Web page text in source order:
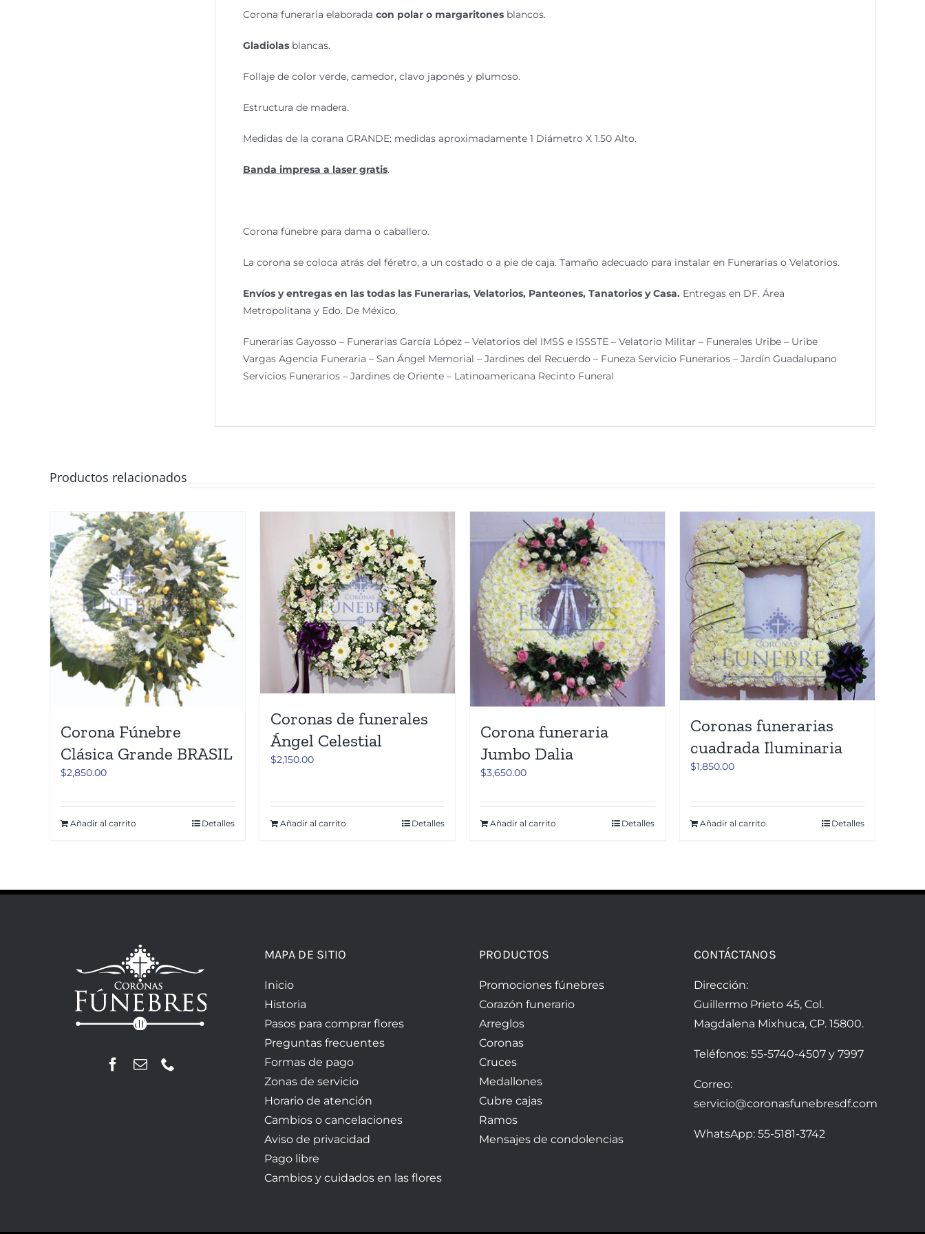
Corona funeraria elaborada con polar o margaritones blancos.
Gladiolas blancas.
Follaje de color verde, camedor, clavo japonés y plumoso.
Estructura de madera.
Medidas de la corana GRANDE: medidas aproximadamente 1 Diámetro X 1.50 Alto.
Banda impresa a laser gratis.
Corona fúnebre para dama o caballero.
La corona se coloca atrás del féretro, a un costado o a pie de caja. Tamaño adecuado para instalar en Funerarias o Velatorios.
Envíos y entregas en las todas las Funerarias, Velatorios, Panteones, Tanatorios y Casa. Entregas en DF. Área
Metropolitana y Edo. De México.
Funerarias Gayosso – Funerarias García López – Velatorios del IMSS e ISSSTE – Velatorio Militar – Funerales Uribe – Uribe
Vargas Agencia Funeraria – San Ángel Memorial – Jardines del Recuerdo – Funeza Servicio Funerarios – Jardín Guadalupano
Servicios Funerarios – Jardines de Oriente – Latinoamericana Recinto Funeral
Productos relacionados
Corona Fúnebre
Clásica Grande BRASIL
$2,850.00
Añadir al carrito Detalles
Coronas de funerales
Ángel Celestial
$2,150.00
Añadir al carrito Detalles
Corona funeraria
Jumbo Dalia
$3,650.00
Añadir al carrito Detalles
Coronas funerarias
cuadrada Iluminaria
$1,850.00
Añadir al carrito Detalles
MAPA DE SITIO
Inicio
Historia
Pasos para comprar flores
Preguntas frecuentes
Formas de pago
Zonas de servicio
Horario de atención
Cambios o cancelaciones
Aviso de privacidad
Pago libre
Cambios y cuidados en las flores
PRODUCTOS
Promociones fúnebres
Corazón funerario
Arreglos
Coronas
Cruces
Medallones
Cubre cajas
Ramos
Mensajes de condolencias
CONTÁCTANOS
Dirección:
Guillermo Prieto 45, Col.
Magdalena Mixhuca, CP. 15800.
Teléfonos: 55-5740-4507y 7997
Correo:
servicio@coronasfunebresdf.com
WhatsApp: 55-5181-3742